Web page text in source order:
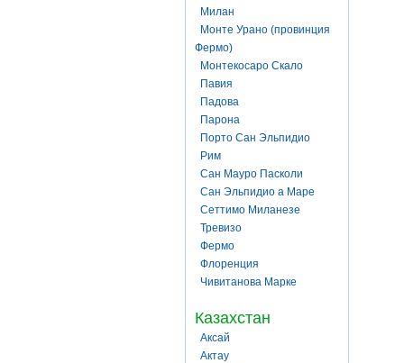
Милан
Монте Урано (провинция
Фермо)
Монтекосаро Скало
Павия
Падова
Парона
Порто Сан Эльпидио
Рим
Сан Мауро Пасколи
Сан Эльпидио а Маре
Сеттимо Миланезе
Тревизо
Фермо
Флоренция
Чивитанова Марке
Казахстан
Аксай
Актау